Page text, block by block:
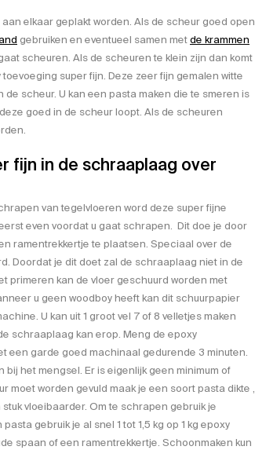
elkaar geplakt worden. Als de scheur goed open
gebruiken en eventueel samen metde krammen
scheuren. Als de scheuren te klein zijn dan komt
super fijn. Deze zeer fijn gemalen witte
scheur. U kan een pasta maken die te smeren is
goed in de scheur loopt. Als de scheuren
fijn in de schraaplaag over
van tegelvloeren word deze super fijne
even voordat u gaat schrapen. Dit doe je door
ramentrekkertje te plaatsen. Speciaal over de
Doordat je dit doet zal de schraaplaag niet in de
primeren kan de vloer geschuurd worden met
u geen woodboy heeft kan dit schuurpapier
U kan uit 1 groot vel 7 of 8 velletjes maken
schraaplaag kan erop. Meng de epoxy
een garde goed machinaal gedurende 3 minuten.
het mengsel. Er is eigenlijk geen minimum of
moet worden gevuld maak je een soort pasta dikte ,
vloeibaarder. Om te schrapen gebruik je
gebruik je al snel 1 tot 1,5 kg op 1 kg epoxy
spaan of een ramentrekkertje. Schoonmaken kun